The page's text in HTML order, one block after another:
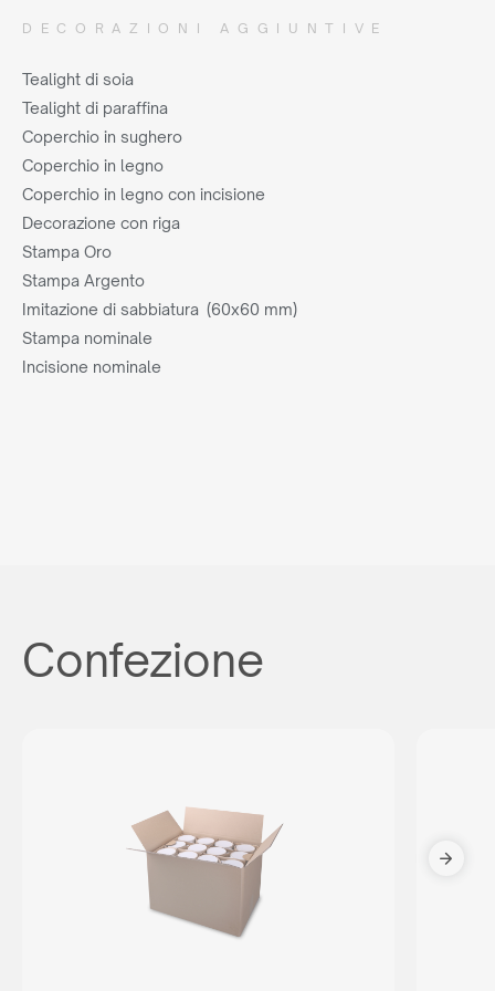
DECORAZIONI AGGIUNTIVE
Tealight di soia
Tealight di paraffina
Coperchio in sughero
Coperchio in legno
Coperchio in legno con incisione
Decorazione con riga
Stampa Oro
Stampa Argento
Imitazione di sabbiatura (60x60 mm)
Stampa nominale
Incisione nominale
Confezione